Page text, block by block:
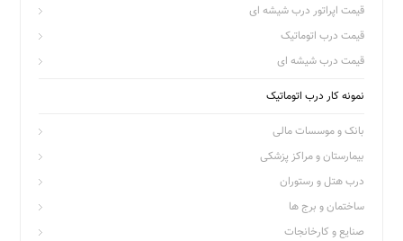
قیمت اپراتور درب شیشه ای
قیمت درب اتوماتیک
قیمت درب شیشه ای
نمونه کار درب اتوماتیک
بانک و موسسات مالی
بیمارستان و مراکز پزشکی
درب هتل و رستوران
ساختمان و برج ها
صنایع و کارخانجات